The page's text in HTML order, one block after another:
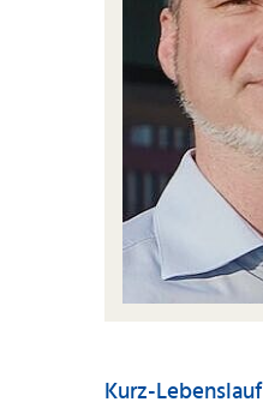
Kurz-Lebenslauf